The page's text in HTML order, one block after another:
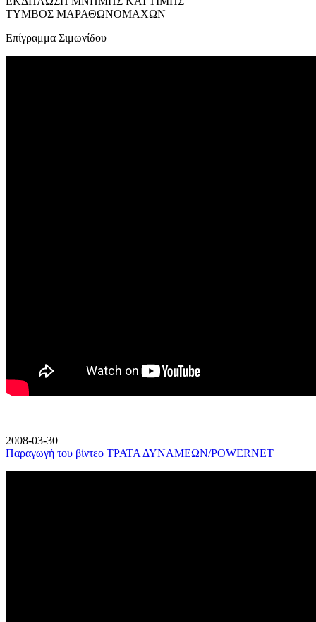
ΤΥΜΒΟΣ ΜΑΡΑΘΩΝΟΜΑΧΩΝ
Επίγραμμα Σιμωνίδου
2008-03-30
Παραγωγή του βίντεο ΤΡΑΤΑ ΔΥΝΑΜΕΩΝ/POWERNET